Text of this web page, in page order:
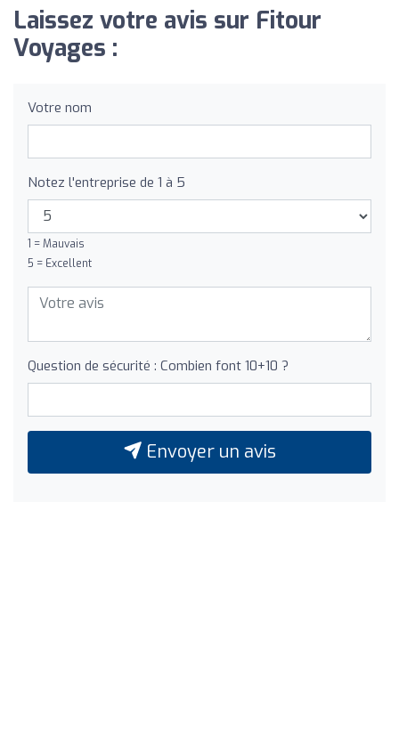
Laissez votre avis sur Fitour
Voyages :
Votre nom
Notez l'entreprise de 1 à 5
1 = Mauvais
5 = Excellent
Question de sécurité : Combien font 10+10 ?
Envoyer un avis